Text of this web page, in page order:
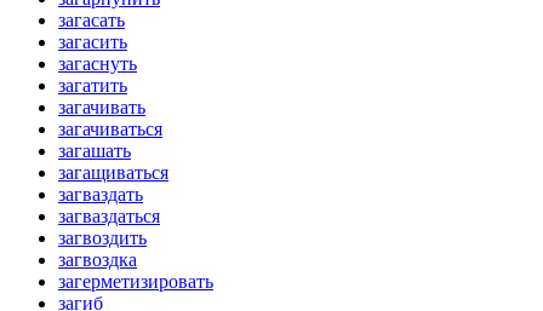
загасать
загасить
загаснуть
загатить
загачивать
загачиваться
загашать
загащиваться
загваздать
загваздаться
загвоздить
загвоздка
загерметизировать
загиб